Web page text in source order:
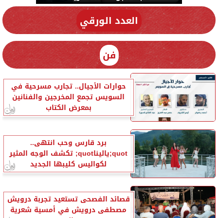
العدد الورقي
فن
حوارات الأجيال.. تجارب مسرحية في
السويس تجمع المخرجين والفنانين
بمعرض الكتاب
برد قارس وحب انتهى..
quot;ياليناquot; تكشف الوجه المثير
لكواليس كليبها الجديد
قصائد الفصحى تستعيد تجربة درويش
مصطفى درويش في أمسية شعرية